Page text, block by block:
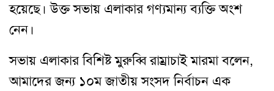
হয়েছে। উক্ত সভায় এলাকার গণ্যমান্য ব্যক্তি অংশ
নেন।
সভায় এলাকার বিশিষ্ট মুরুব্বি রাম্রাচাই মারমা বলেন,
আমাদের জন্য ১০ম জাতীয় সংসদ নির্বাচন এক